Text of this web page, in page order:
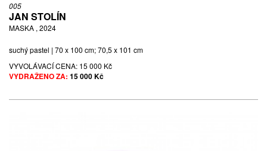
005
JAN STOLÍN
MASKA , 2024
suchý pastel | 70 x 100 cm; 70,5 x 101 cm
VYVOLÁVACÍ CENA: 15 000 Kč
VYDRAŽENO ZA: 15 000 Kč